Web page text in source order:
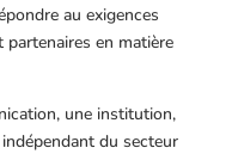
au exigences
en matière
une institution,
du secteur